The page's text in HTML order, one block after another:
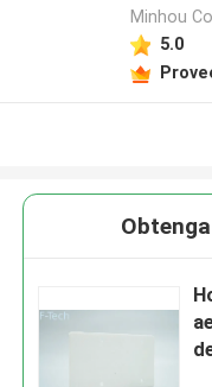
Minhou
5.0